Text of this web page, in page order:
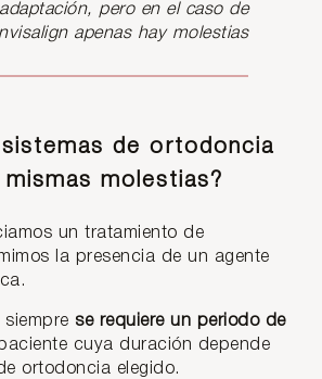
adaptación, pero en el caso de
apenas hay molestias
de ortodoncia
molestias?
un tratamiento de
la presencia de un agente
siempre se requiere un periodo de
cuya duración depende
ortodoncia elegido.